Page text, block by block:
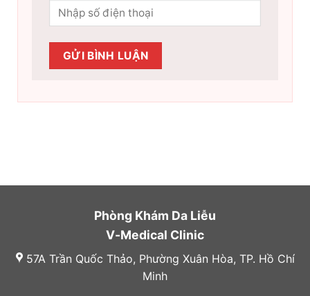
Phòng Khám Da Liễu
V-Medical Clinic
57A Trần Quốc Thảo, Phường Xuân Hòa, TP. Hồ Chí
Minh